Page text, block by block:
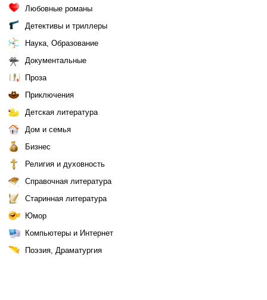
Любовные романы
Детективы и триллеры
Наука, Образование
Документальные
Проза
Приключения
Детская литература
Дом и семья
Бизнес
Религия и духовность
Справочная литература
Старинная литература
Юмор
Компьютеры и Интернет
Поэзия, Драматургия